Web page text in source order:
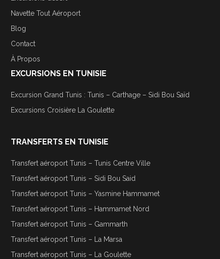
Navette Tout Aéroport
Blog
Contact
À Propos
EXCURSIONS EN TUNISIE
Excursion Grand Tunis : Tunis – Carthage – Sidi Bou Saïd
Excursions Croisière La Goulette
TRANSFERTS EN TUNISIE
Transfert aéroport Tunis – Tunis Centre Ville
Transfert aéroport Tunis – Sidi Bou Said
Transfert aéroport Tunis – Yasmine Hammamet
Transfert aéroport Tunis – Hammamet Nord
Transfert aéroport Tunis – Gammarth
Transfert aéroport Tunis – La Marsa
Transfert aéroport Tunis – La Goulette